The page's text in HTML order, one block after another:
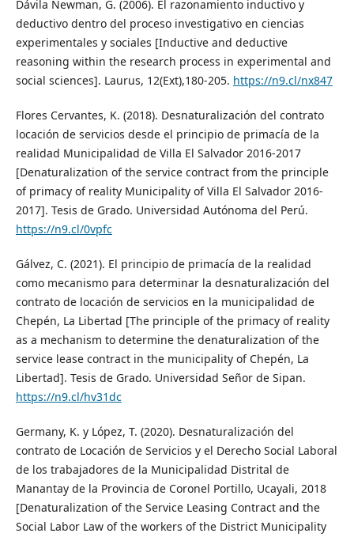
Dávila Newman, G. (2006). El razonamiento inductivo y
deductivo dentro del proceso investigativo en ciencias
experimentales y sociales [Inductive and deductive
reasoning within the research process in experimental and
social sciences]. Laurus, 12(Ext),180-205. https://n9.cl/nx847
Flores Cervantes, K. (2018). Desnaturalización del contrato
locación de servicios desde el principio de primacía de la
realidad Municipalidad de Villa El Salvador 2016-2017
[Denaturalization of the service contract from the principle
of primacy of reality Municipality of Villa El Salvador 2016-
2017]. Tesis de Grado. Universidad Autónoma del Perú.
https://n9.cl/0vpfc
Gálvez, C. (2021). El principio de primacía de la realidad
como mecanismo para determinar la desnaturalización del
contrato de locación de servicios en la municipalidad de
Chepén, La Libertad [The principle of the primacy of reality
as a mechanism to determine the denaturalization of the
service lease contract in the municipality of Chepén, La
Libertad]. Tesis de Grado. Universidad Señor de Sipan.
https://n9.cl/hv31dc
Germany, K. y López, T. (2020). Desnaturalización del
contrato de Locación de Servicios y el Derecho Social Laboral
de los trabajadores de la Municipalidad Distrital de
Manantay de la Provincia de Coronel Portillo, Ucayali, 2018
[Denaturalization of the Service Leasing Contract and the
Social Labor Law of the workers of the District Municipality